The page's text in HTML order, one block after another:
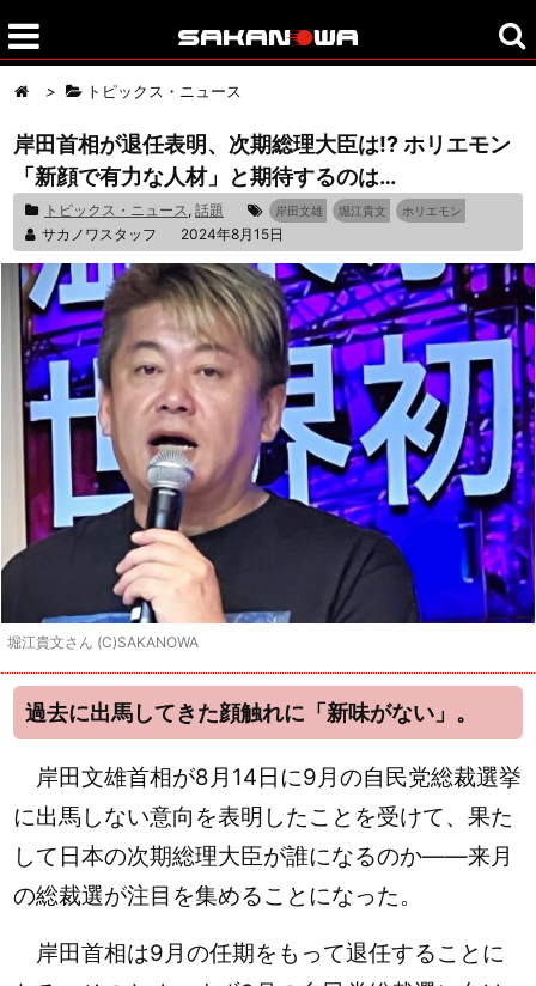
> トピックス・ニュース
岸田首相が退任表明、次期総理大臣は!? ホリエモン
「新顔で有力な人材」と期待するのは…
トピックス・ニュース, 話題 岸田文雄 堀江貴文 ホリエモン
サカノワスタッフ 2024年8月15日
堀江貴文さん (C)SAKANOWA
過去に出馬してきた顔触れに「新味がない」。
岸田文雄首相が8月14日に9月の自民党総裁選挙
に出馬しない意向を表明したことを受けて、果た
して日本の次期総理大臣が誰になるのか――来月
の総裁選が注目を集めることになった。
岸田首相は9月の任期をもって退任することに